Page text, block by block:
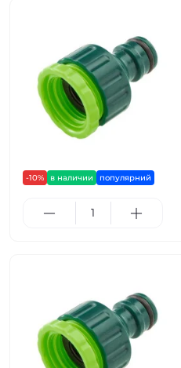
-10% в наличии популярний